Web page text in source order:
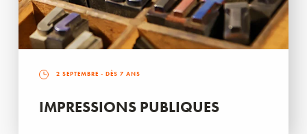
2 SEPTEMBRE - DÈS 7 ANS
IMPRESSIONS PUBLIQUES